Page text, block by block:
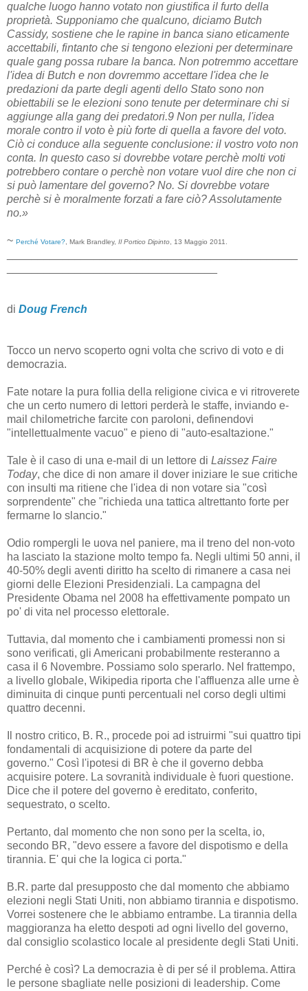
qualche luogo hanno votato non giustifica il furto della
proprietà. Supponiamo che qualcuno, diciamo Butch
Cassidy, sostiene che le rapine in banca siano eticamente
accettabili, fintanto che si tengono elezioni per determinare
quale gang possa rubare la banca. Non potremmo accettare
l'idea di Butch e non dovremmo accettare l'idea che le
predazioni da parte degli agenti dello Stato sono non
obiettabili se le elezioni sono tenute per determinare chi si
aggiunge alla gang dei predatori.9 Non per nulla, l'idea
morale contro il voto è più forte di quella a favore del voto.
Ciò ci conduce alla seguente conclusione: il vostro voto non
conta. In questo caso si dovrebbe votare perchè molti voti
potrebbero contare o perchè non votare vuol dire che non ci
si può lamentare del governo? No. Si dovrebbe votare
perchè si è moralmente forzati a fare ciò? Assolutamente
no.»
~ Perché Votare? , Mark Brandley, Il Portico Dipinto , 13 Maggio 2011.
di Doug French
Tocco un nervo scoperto ogni volta che scrivo di voto e di
democrazia.
Fate notare la pura follia della religione civica e vi ritroverete
che un certo numero di lettori perderà le staffe, inviando e-
mail chilometriche farcite con paroloni, definendovi
"intellettualmente vacuo" e pieno di "auto-esaltazione."
Tale è il caso di una e-mail di un lettore di Laissez Faire
Today, che dice di non amare il dover iniziare le sue critiche
con insulti ma ritiene che l'idea di non votare sia "così
sorprendente" che "richieda una tattica altrettanto forte per
fermarne lo slancio."
Odio rompergli le uova nel paniere, ma il treno del non-voto
ha lasciato la stazione molto tempo fa. Negli ultimi 50 anni, il
40-50% degli aventi diritto ha scelto di rimanere a casa nei
giorni delle Elezioni Presidenziali. La campagna del
Presidente Obama nel 2008 ha effettivamente pompato un
po' di vita nel processo elettorale.
Tuttavia, dal momento che i cambiamenti promessi non si
sono verificati, gli Americani probabilmente resteranno a
casa il 6 Novembre. Possiamo solo sperarlo. Nel frattempo,
a livello globale, Wikipedia riporta che l'affluenza alle urne è
diminuita di cinque punti percentuali nel corso degli ultimi
quattro decenni.
Il nostro critico, B. R., procede poi ad istruirmi "sui quattro tipi
fondamentali di acquisizione di potere da parte del
governo." Così l'ipotesi di BR è che il governo debba
acquisire potere. La sovranità individuale è fuori questione.
Dice che il potere del governo è ereditato, conferito,
sequestrato, o scelto.
Pertanto, dal momento che non sono per la scelta, io,
secondo BR, "devo essere a favore del dispotismo e della
tirannia. E' qui che la logica ci porta."
B.R. parte dal presupposto che dal momento che abbiamo
elezioni negli Stati Uniti, non abbiamo tirannia e dispotismo.
Vorrei sostenere che le abbiamo entrambe. La tirannia della
maggioranza ha eletto despoti ad ogni livello del governo,
dal consiglio scolastico locale al presidente degli Stati Uniti.
Perché è così? La democrazia è di per sé il problema. Attira
le persone sbagliate nelle posizioni di leadership. Come